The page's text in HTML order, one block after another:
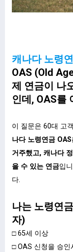
캐나다 노령
OAS (Old
제 연금이 나
인데, OAS를
이 질문은 60대 고
나다 노령연금
거주했고, 캐나다
을 수 있는 연금입
다.
나는 노령연
자)
□ 65세 이상
□ OAS 신청을 승